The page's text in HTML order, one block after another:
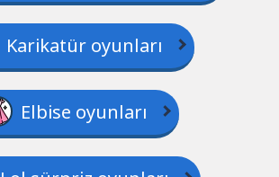
Karikatür oyunları
Elbise oyunları